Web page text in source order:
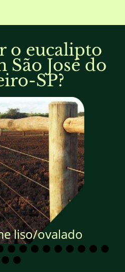
o eucalipto
São José do
SP?
liso/ovalado